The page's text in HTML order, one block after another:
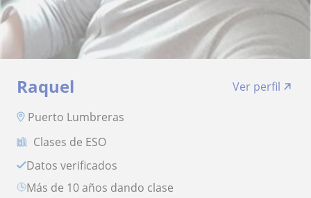
Raquel
Ver perfil
Puerto Lumbreras
Clases de ESO
Datos verificados
más de 10 años dando clase